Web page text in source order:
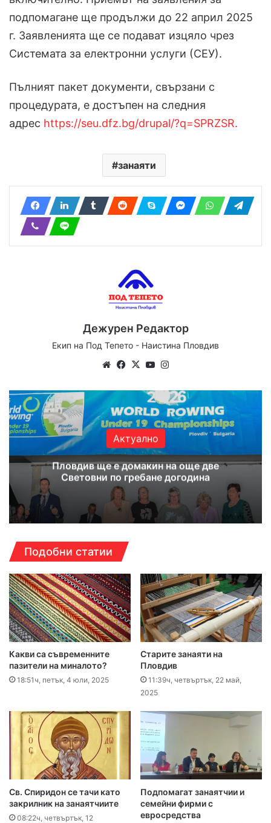
подпомагане ще продължи до 22 април 2025
г. Заявленията ще се подават изцяло чрез
Системата за електронни услуги (СЕУ).
Пълният пакет документи, свързани с
процедурата, е достъпен на следния
адрес https://seu.dfz.bg/drupal/?q=SPRZSR.
занаяти
Дежурен Редактор
Екип на Под Тепето - Наистина Пловдив
WebsiteFacebook
X YouTube
Актуално
Пловдив ще е домакин на още две
Световни по гребане догодина
Подобни статии
Какви са съвременните
пазители на миналото?
18:51ч, петък, 4 юли, 2025
Старите занаяти на
Пловдив
11:39ч, четвъртък, 22 май,
2025
Св. Спиридон се тачи като
закрилник на занаятчиите
08:22ч, четвъртък, 12
Подпомагат занаятчии и
семейни фирми с
евросредства